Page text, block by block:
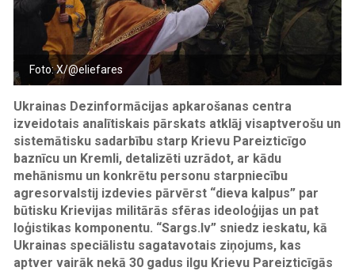
Foto: X/@eliefares
Ukrainas Dezinformācijas apkarošanas centra
izveidotais analītiskais pārskats atklāj visaptverošu un
sistemātisku sadarbību starp Krievu Pareizticīgo
baznīcu un Kremli, detalizēti uzrādot, ar kādu
mehānismu un konkrētu personu starpniecību
agresorvalstij izdevies pārvērst “dieva kalpus” par
būtisku Krievijas militārās sfēras ideoloģijas un pat
loģistikas komponentu. “Sargs.lv” sniedz ieskatu, kā
Ukrainas speciālistu sagatavotais ziņojums, kas
aptver vairāk nekā 30 gadus ilgu Krievu Pareizticīgās